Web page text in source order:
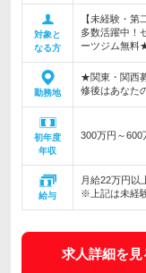
対象と
なる方
【未経験・
多数活躍中！
ーツジム無料
勤務地
★関東・関西
修後はあなた
初年度
年収
300万円～600
給与
月給22万円以
※上記は未経
求人詳細を見